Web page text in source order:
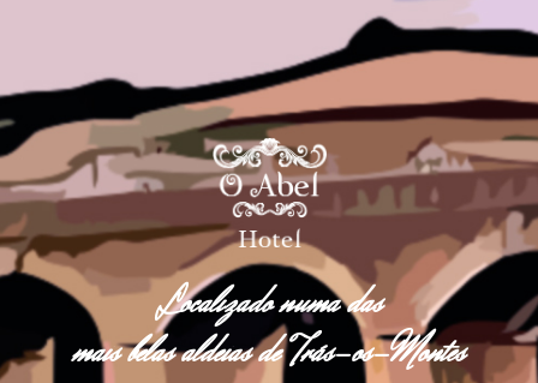
Localizado numa das
mais belas aldeias de Trás-os-Montes